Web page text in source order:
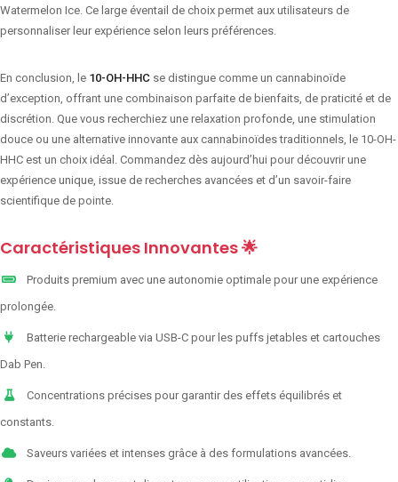
Watermelon Ice. Ce large éventail de choix permet aux utilisateurs de
personnaliser leur expérience selon leurs préférences.
En conclusion, le 10-OH-HHC se distingue comme un cannabinoïde
d’exception, offrant une combinaison parfaite de bienfaits, de praticité et de
discrétion. Que vous recherchiez une relaxation profonde, une stimulation
douce ou une alternative innovante aux cannabinoïdes traditionnels, le 10-OH-
HHC est un choix idéal. Commandez dès aujourd’hui pour découvrir une
expérience unique, issue de recherches avancées et d’un savoir-faire
scientifique de pointe.
Caractéristiques Innovantes 🌟
Produits premium avec une autonomie optimale pour une expérience
prolongée.
Batterie rechargeable via USB-C pour les puffs jetables et cartouches
Dab Pen.
Concentrations précises pour garantir des effets équilibrés et
constants.
Saveurs variées et intenses grâce à des formulations avancées.